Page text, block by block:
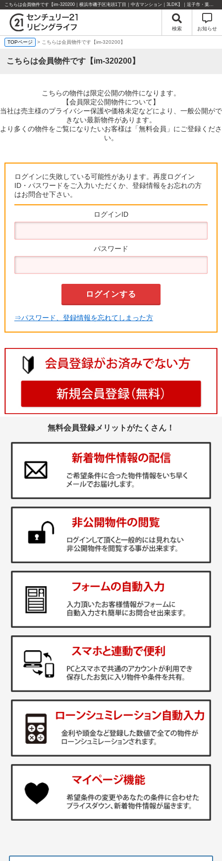
こちらは会員物件です【im-320200｜横浜市磯子区滝頭1丁目｜中古マンション｜3LDK】｜逗子市・葉山町・湘南エリアの不動産のことならセンチュリー21リビングライフにお任せください！
検索 お知らせ
TOPページ > こちらは会員物件です【im-320200】
こちらは会員物件です【im-320200】
こちらの物件は限定公開の物件になります。
【会員限定公開物件について】
当社は売主様のプライバシー保護や価格未定などにより、一般公開がで
きない最新物件があります。
より多くの物件をご覧になりたいお客様は「無料会員」にご登録くださ
い。
ログインに失敗している可能性があります。再度ログイン
ID・パスワードをご入力いただくか、登録情報をお忘れの方
はお問合せ下さい。
ログインID
パスワード
⇒パスワード、登録情報を忘れてしまった方
無料会員登録メリットがたくさん！